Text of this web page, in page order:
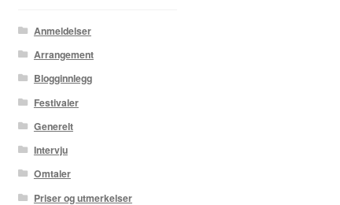
Anmeldelser
Arrangement
Blogginnlegg
Festivaler
Generelt
Intervju
Omtaler
Priser og utmerkelser